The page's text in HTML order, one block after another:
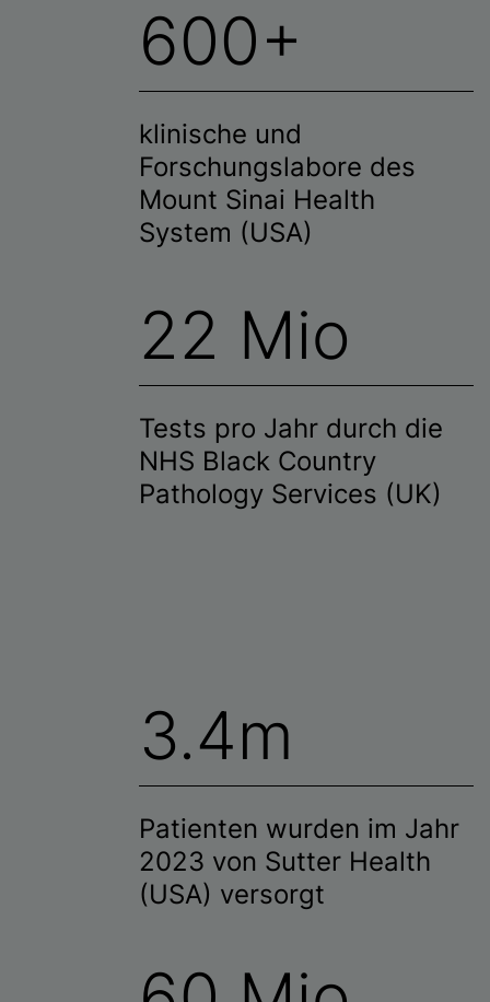
600+
klinische und
Forschungslabore des
Mount Sinai Health
System (USA)
22 Mio
Tests pro Jahr durch die
NHS Black Country
Pathology Services (UK)
3.4m
Patienten wurden im Jahr
2023 von Sutter Health
(USA) versorgt